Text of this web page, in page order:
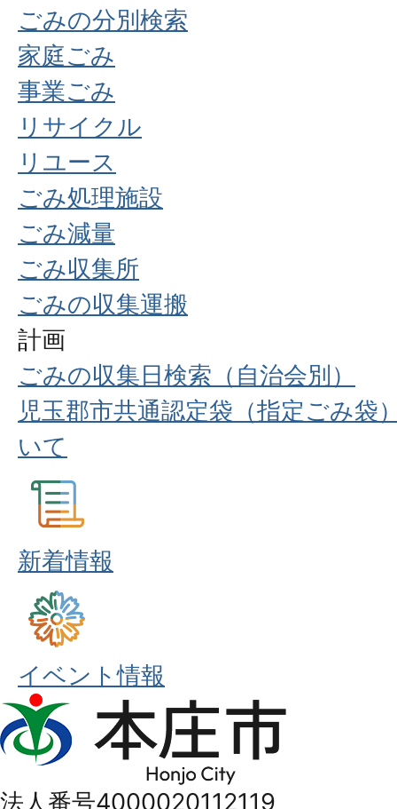
ごみの分別検索
家庭ごみ
事業ごみ
リサイクル
リユース
ごみ処理施設
ごみ減量
ごみ収集所
ごみの収集運搬
計画
ごみの収集日検索（自治会別）
児玉郡市共通認定袋（指定ごみ袋
いて
新着情報
イベント情報
本
庄
法人番号4000020112119